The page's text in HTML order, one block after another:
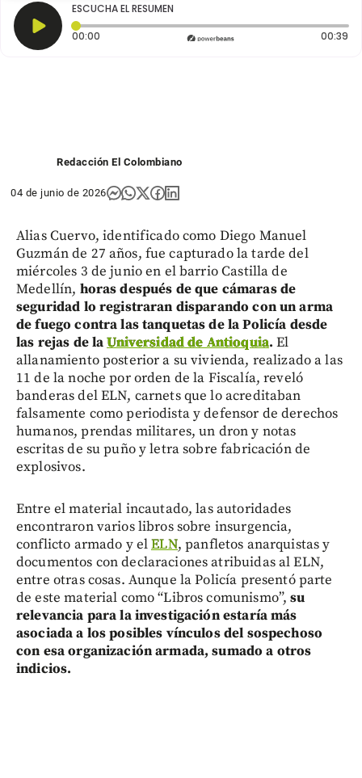
ESCUCHA EL RESUMEN
00:00 Tiempo transcurrido: 0 segundos 00:39
Redacción El Colombiano
04 de junio de 2026
Alias Cuervo, identificado como Diego Manuel
Guzmán de 27 años, fue capturado la tarde del
miércoles 3 de junio en el barrio Castilla de
Medellín, horas después de que cámaras de
seguridad lo registraran disparando con un arma
de fuego contra las tanquetas de la Policía desde
las rejas de laUniversidad de Antioquia. El
allanamiento posterior a su vivienda, realizado a las
11 de la noche por orden de la Fiscalía, reveló
banderas del ELN, carnets que lo acreditaban
falsamente como periodista y defensor de derechos
humanos, prendas militares, un dron y notas
escritas de su puño y letra sobre fabricación de
explosivos.
Entre el material incautado, las autoridades
encontraron varios libros sobre insurgencia,
conflicto armado y elELN, panfletos anarquistas y
documentos con declaraciones atribuidas al ELN,
entre otras cosas. Aunque la Policía presentó parte
de este material como “Libros comunismo”, su
relevancia para la investigación estaría más
asociada a los posibles vínculos del sospechoso
con esa organización armada, sumado a otros
indicios.